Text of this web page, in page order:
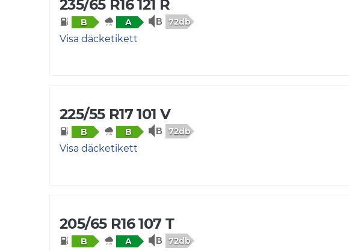
235/65 R16 121 R
B A 72db
Visa däcketikett
225/55 R17 101 V
B B 72db
Visa däcketikett
205/65 R16 107 T
B A 72db